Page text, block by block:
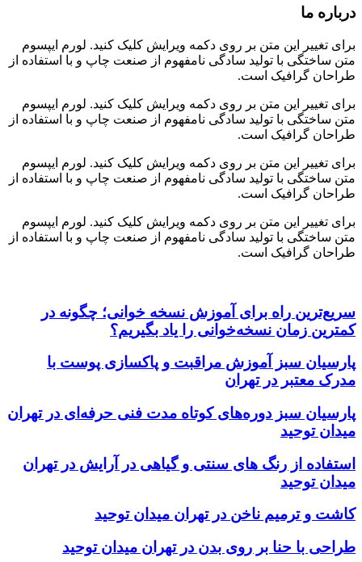
درباره ما
برای تغییر این متن بر روی دکمه ویرایش کلیک کنید. لورم ایپسوم
متن ساختگی با تولید سادگی نامفهوم از صنعت چاپ و با استفاده از
طراحان گرافیک است.
برای تغییر این متن بر روی دکمه ویرایش کلیک کنید. لورم ایپسوم
متن ساختگی با تولید سادگی نامفهوم از صنعت چاپ و با استفاده از
طراحان گرافیک است.
برای تغییر این متن بر روی دکمه ویرایش کلیک کنید. لورم ایپسوم
متن ساختگی با تولید سادگی نامفهوم از صنعت چاپ و با استفاده از
طراحان گرافیک است.
برای تغییر این متن بر روی دکمه ویرایش کلیک کنید. لورم ایپسوم
متن ساختگی با تولید سادگی نامفهوم از صنعت چاپ و با استفاده از
طراحان گرافیک است.
سریع‌ترین راه برای آموزش نسخه خوانی؛ چگونه در
کمترین زمان نسخه‌خوانی را یاد بگیریم؟
پارسیان سبز آموزش مراقبت و پاکسازی پوست با
مدرک معتبر در تهران
پارسیان سبز دوره‌های کوتاه مدت فنی حرفه‌ای در تهران
میدان توحید
استفاده از رنگ های سنتی و گیاهی در آرایش در تهران
میدان توحید
کاشت و ترمیم ناخن در تهران میدان توحید
طراحی با حنا بر روی بدن در تهران میدان توحید